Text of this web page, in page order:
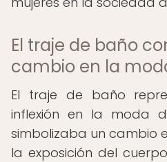
El traje de baño
cambio en la
El traje de baño
inflexión en la moda
simbolizaba un cambio
la exposición del